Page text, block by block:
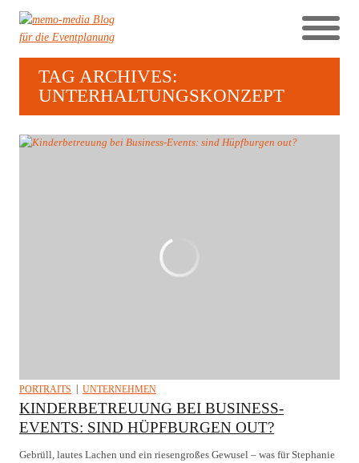
TAG ARCHIVES:
UNTERHALTUNGSKONZEPT
PORTRAITS UNTERNEHMEN
KINDERBETREUUNG BEI BUSINESS-
EVENTS: SIND HÜPFBURGEN OUT?
Gebrüll, lautes Lachen und ein riesengroßes Gewusel – was für Stephanie